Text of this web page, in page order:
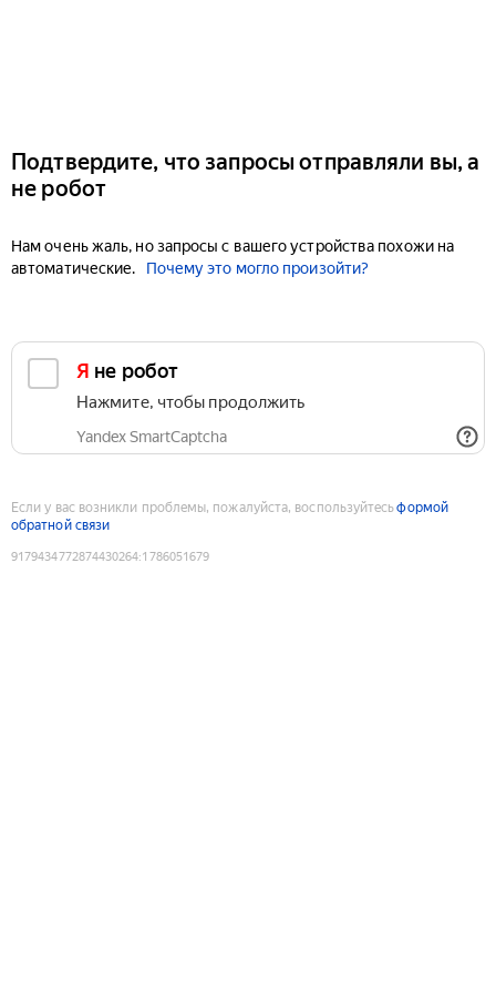
Подтвердите, что запросы отправляли вы, а
не робот
Нам очень жаль, но запросы с вашего устройства похожи на
автоматические.
Почему это могло произойти?
Я не робот
Нажмите, чтобы продолжить
Yandex SmartCaptcha
Если у вас возникли проблемы, пожалуйста, воспользуйтесьформой
обратной связи
9179434772874430264:1786051679